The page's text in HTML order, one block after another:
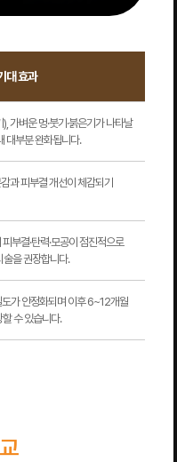
대 효과
가벼운 멍·붓기·붉은기가 나타날
대부분 완화됩니다.
과 피부결 개선이 체감되기
부결·탄력·모공이 점진적으로
을 권장합니다.
가 안정화되며 이후 6~12개월
수 있습니다.